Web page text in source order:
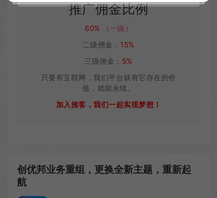
推广佣金比例
60% （一级）
二级佣金： 15%
三级佣金： 5%
只要有互联网，我们平台就有它存在的价
值，就能永续。
加入推客，我们一起实现梦想！
创优邦业务重组，更换全新主题，重新起
航